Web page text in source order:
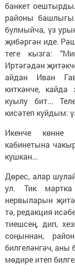
банкет
районы
булмыйча, үз
җибәргән иде.
теге кызга:
Иртәгәдән
айдан Иван
киткәнче,
куылу бит...
кисәтеп куйдым:
Икенче
кабинетына
кушкан...
Дөрес, алар
ул. Тик
нервыларын
тә, редакция
тиешсең, дип,
соңыннан,
билгеләнгәч, аны
мөдире итеп